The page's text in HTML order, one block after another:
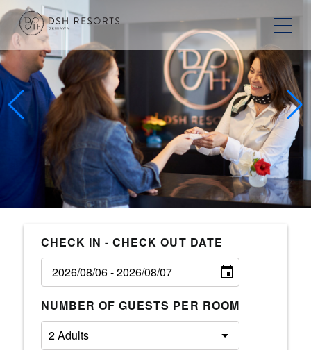
CHECK IN - CHECK OUT DATE
NUMBER OF GUESTS PER ROOM